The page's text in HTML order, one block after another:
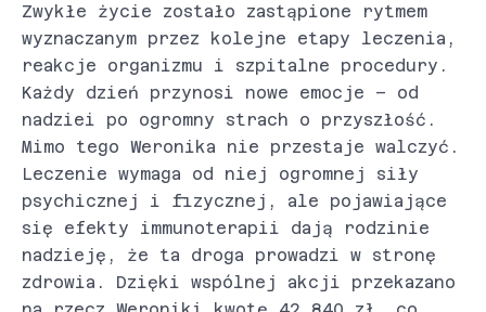
Zwykłe życie zostało zastąpione rytmem
wyznaczanym przez kolejne etapy leczenia,
reakcje organizmu i szpitalne procedury.
Każdy dzień przynosi nowe emocje – od
nadziei po ogromny strach o przyszłość.
Mimo tego Weronika nie przestaje walczyć.
Leczenie wymaga od niej ogromnej siły
psychicznej i fizycznej, ale pojawiające
się efekty immunoterapii dają rodzinie
nadzieję, że ta droga prowadzi w stronę
zdrowia. Dzięki wspólnej akcji przekazano